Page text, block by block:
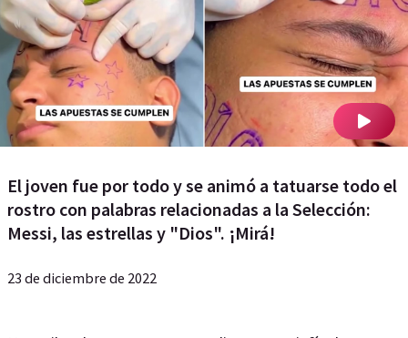
El joven fue por todo y se animó a tatuarse todo el
rostro con palabras relacionadas a la Selección:
Messi, las estrellas y "Dios". ¡Mirá!
23 de diciembre de 2022